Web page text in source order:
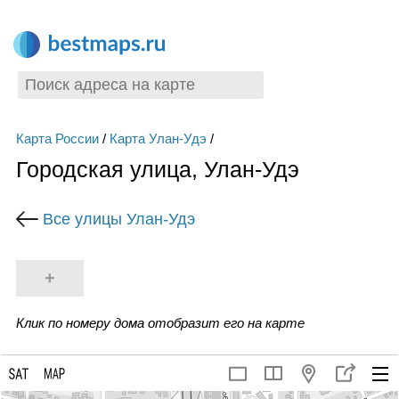
Карта России/ Карта Улан-Удэ /
Городская улица, Улан-Удэ
Все улицы Улан-Удэ
+
Клик по номеру дома отобразит его на карте